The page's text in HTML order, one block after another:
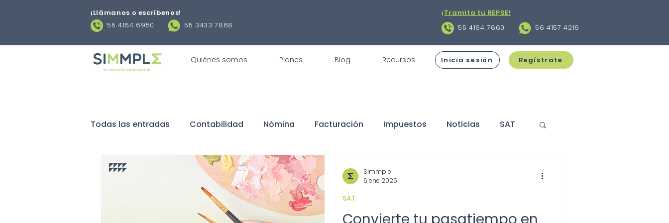
¡Llámanos o escríbenos!
55 4164 6950
55 3433 7868
¡Tramita tu REPSE!
55 4164 7660
56 4157 4216
Quiénes somos Planes Blog Recursos Inicia sesión Regístrate
Todas las entradas Contabilidad Nómina Facturación Impuestos Noticias SAT
Negocios Obligaciones fiscales REPSE
Declaraciones Buen Fin Sorteo
SAT
Simmple
6 ene 2025